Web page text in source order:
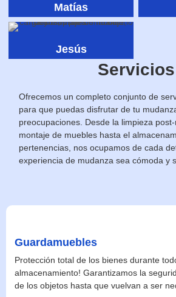
Matías
Jesús
Servicios
Ofrecemos un completo conjunto de
para que puedas disfrutar de tu
preocupaciones. Desde la limpieza
montaje de muebles hasta el
pertenencias, nos ocupamos de cada
experiencia de mudanza sea cómoda y
Guardamuebles
Protección total de los bienes durante
almacenamiento! Garantizamos la
de los objetos hasta que vuelvan a ser